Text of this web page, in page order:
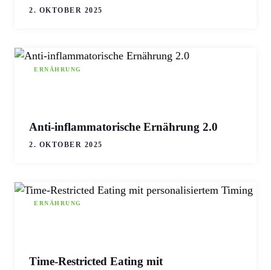
2. OKTOBER 2025
ERNÄHRUNG
Anti-inflammatorische Ernährung 2.0
2. OKTOBER 2025
ERNÄHRUNG
Time-Restricted Eating mit